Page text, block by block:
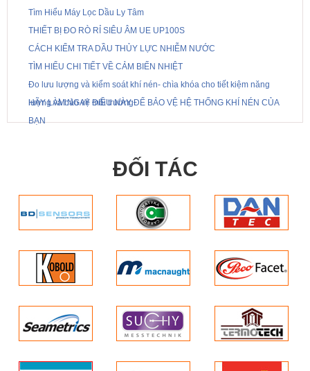
Tìm Hiểu Máy Lọc Dầu Ly Tâm
THIẾT BỊ ĐO RÒ RỈ SIÊU ÂM UE UP100S
CÁCH KIỂM TRA DẦU THỦY LỰC NHIỄM NƯỚC
TÌM HIỂU CHI TIẾT VỀ CẢM BIẾN NHIỆT
Đo lưu lượng và kiểm soát khí nén- chìa khóa cho tiết kiệm năng
lượng và bảo vệ môi trường
HÃY LÀM NGAY ĐIỀU NÀY ĐỂ BẢO VỆ HỆ THỐNG KHÍ NÉN CỦA
BẠN
ĐỐI TÁC